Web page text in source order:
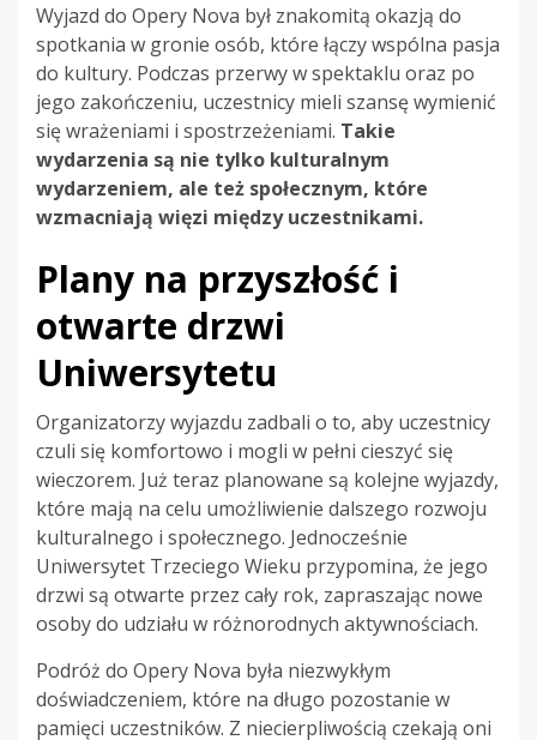
Wyjazd do Opery Nova był znakomitą okazją do
spotkania w gronie osób, które łączy wspólna pasja
do kultury. Podczas przerwy w spektaklu oraz po
jego zakończeniu, uczestnicy mieli szansę wymienić
się wrażeniami i spostrzeżeniami. Takie
wydarzenia są nie tylko kulturalnym
wydarzeniem, ale też społecznym, które
wzmacniają więzi między uczestnikami.
Plany na przyszłość i
otwarte drzwi
Uniwersytetu
Organizatorzy wyjazdu zadbali o to, aby uczestnicy
czuli się komfortowo i mogli w pełni cieszyć się
wieczorem. Już teraz planowane są kolejne wyjazdy,
które mają na celu umożliwienie dalszego rozwoju
kulturalnego i społecznego. Jednocześnie
Uniwersytet Trzeciego Wieku przypomina, że jego
drzwi są otwarte przez cały rok, zapraszając nowe
osoby do udziału w różnorodnych aktywnościach.
Podróż do Opery Nova była niezwykłym
doświadczeniem, które na długo pozostanie w
pamięci uczestników. Z niecierpliwością czekają oni